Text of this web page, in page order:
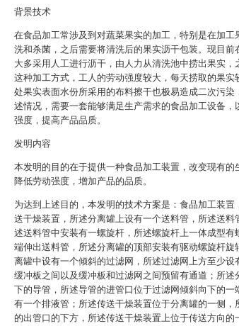
背景技术
在食品加工常涉及到对蔬菜果实的加工，特别是在加工
洗和杀菌，之后需要将清洗后的果实沥干包装。现目前
大多采用人工进行沥干，由人力从清洗池中捞出果实
这种加工方式，工人的劳动强度较大，每天捞取的果实
处果实表面水份所采用的布料擦干也极易造成二次污染
述情况，需要一套能够满足生产需求的食品加工设备，
强度，提高产品品质。
发明内容
本发明的目的在于提供一种食品加工装置，改变现有的
降低劳动强度，增加产品的品质。
为达到上述目的，本发明的技术方案是：食品加工装
送干燥装置，所述分离罐上设有一个送料管，所述送料
述送料管中安装有一螺旋杆，所述螺旋杆上一体成型有
端伸出送料管，所述分离罐的顶部安装有驱动螺旋杆旋
离罐中设有一个倾斜的过滤网，所述过滤网上方至少设
缓冲板之间以及缓冲板和过滤网之间预留有通道；所述
下的导管，所述导管的进管口位于过滤网倾斜向下的一
有一个排液管；所述传送干燥装置位于分离罐的一侧，
的出管口的下方，所述传送干燥装置上位于传送方向的